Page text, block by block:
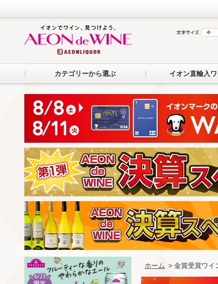
カテゴリーから選ぶ イオン直輸入
ホーム > 金賞受賞ワイ